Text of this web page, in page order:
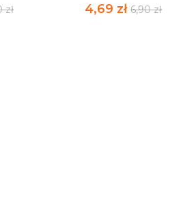
zł 4,69 zł6,90 zł